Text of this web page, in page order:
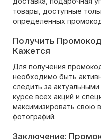
товары, доступные
определенных
Получить
Кажется
Для получения
необходимо быть
следить за
курсе всех акций и
максимизировать свою
фотографий.
Заключение: